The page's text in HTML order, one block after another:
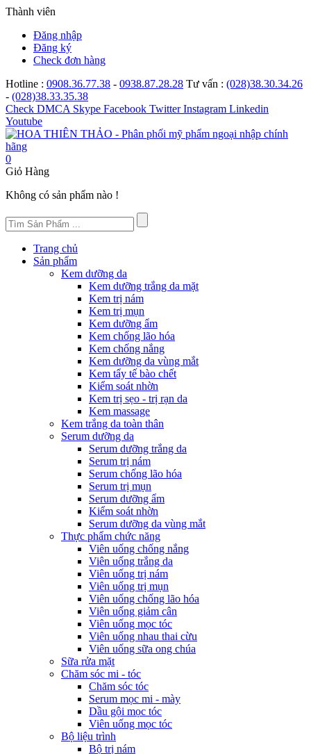
Thành viên
Đăng nhập
Đăng ký
Check đơn hàng
Hotline : 0908.36.77.38 - 0938.87.28.28 Tư vấn : (028)38.30.34.26
- (028)38.33.35.38
Check DMCA Skype Facebook Twitter Instagram Linkedin
Youtube
0
Giỏ Hàng
Không có sản phẩm nào !
Trang chủ
Sản phẩm
Kem dưỡng da
Kem dưỡng trắng da mặt
Kem trị nám
Kem trị mụn
Kem dưỡng ẩm
Kem chống lão hóa
Kem chống nắng
Kem dưỡng da vùng mắt
Kem tẩy tế bào chết
Kiểm soát nhờn
Kem trị sẹo - trị rạn da
Kem massage
Kem trắng da toàn thân
Serum dưỡng da
Serum dưỡng trắng da
Serum trị nám
Serum chống lão hóa
Serum trị mụn
Serum dưỡng ẩm
Kiểm soát nhờn
Serum dưỡng da vùng mắt
Thực phẩm chức năng
Viên uống chống nắng
Viên uống trắng da
Viên uống trị nám
Viên uống trị mụn
Viên uống chống lão hóa
Viên uống giảm cân
Viên uống mọc tóc
Viên uống nhau thai cừu
Viên uống sữa ong chúa
Sữa rửa mặt
Chăm sóc mi - tóc
Chăm sóc tóc
Serum mọc mi - mày
Dầu gội mọc tóc
Viên uống mọc tóc
Bộ liệu trình
Bộ trị nám